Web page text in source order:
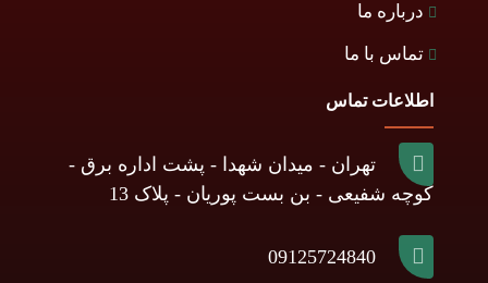
درباره ما
تماس با ما
اطلاعات تماس
تهران - میدان شهدا - پشت اداره برق -
کوچه شفیعی - بن بست پوریان - پلاک 13
09125724840